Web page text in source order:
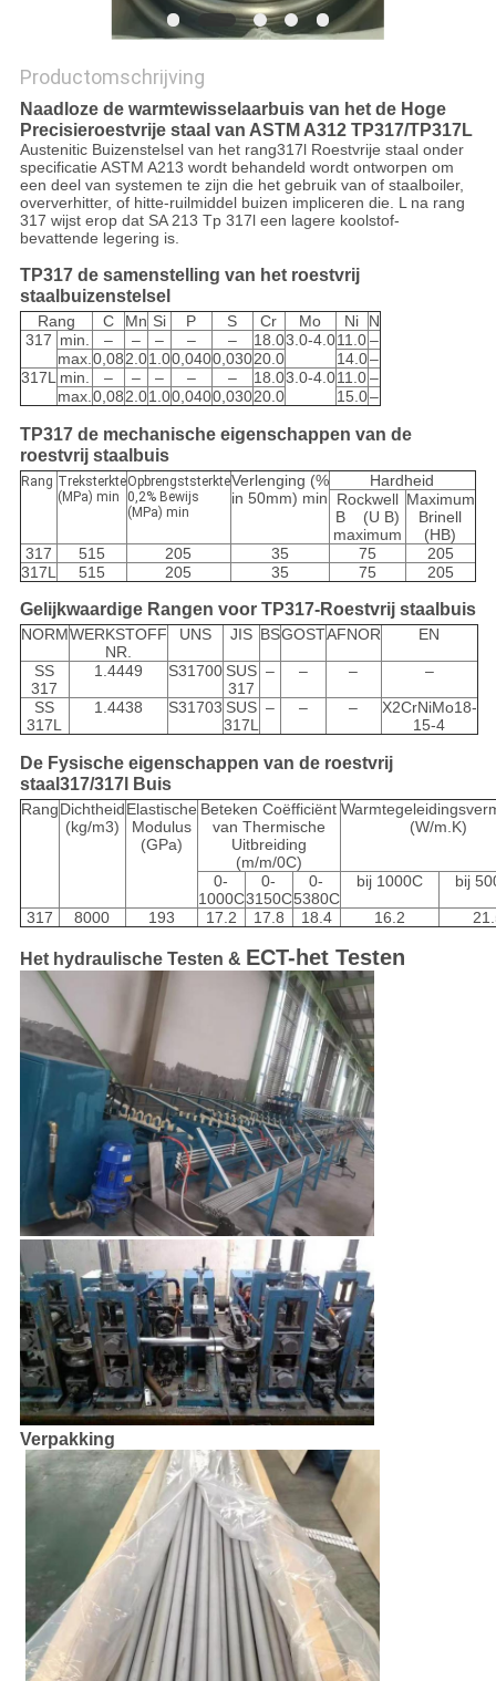
Productomschrijving
Naadloze de warmtewisselaarbuis van het de Hoge
Precisieroestvrije staal van ASTM A312 TP317/TP317L
Austenitic Buizenstelsel van het rang317l Roestvrije staal onder
specificatie ASTM A213 wordt behandeld wordt ontworpen om
een deel van systemen te zijn die het gebruik van of staalboiler,
oververhitter, of hitte-ruilmiddel buizen impliceren die. L na rang
317 wijst erop dat SA 213 Tp 317l een lagere koolstof-
bevattende legering is.
TP317 de samenstelling van het roestvrij
staalbuizenstelsel
Rang C Mn Si P S Cr Mo Ni
N
317 min. – – – – – 18.03.0-4.011.0–
max.0,082.01.00,0400,03020.0 14.0–
317L min. – – – – – 18.03.0-4.011.0–
max.0,082.01.00,0400,03020.0 15.0–
TP317 de mechanische eigenschappen van de
roestvrij staalbuis
Rang Treksterkte
(MPa) min
Opbrengststerkte
0,2% Bewijs
(MPa) min
Verlenging (%
in 50mm) min
Hardheid
Rockwell
B (U B)
maximum
Maximum
Brinell
(HB)
317
515 205 35 75
205
317L
515 205 35 75 205
Gelijkwaardige Rangen voor TP317-Roestvrij staalbuis
NORMWERKSTOFF
NR.
UNS JIS BSGOSTAFNOR EN
SS
317
1.4449 S31700 SUS
317
– – – –
SS
317L
1.4438 S31703 SUS
317L
– – –
X2CrNiMo18-
15-4
De Fysische eigenschappen van de roestvrij
staal317/317l Buis
RangDichtheid
(kg/m3)
Elastische
Modulus
(GPa)
Beteken Coëfficiënt
van Thermische
Uitbreiding
(m/m/0C)
(W/m.K)
0-
1000C
0-
3150C
0-
5380C
bij 1000C bij
317 8000 193 17.2 17.8 18.4 16.2
Het hydraulische Testen & ECT-het Testen
Verpakking